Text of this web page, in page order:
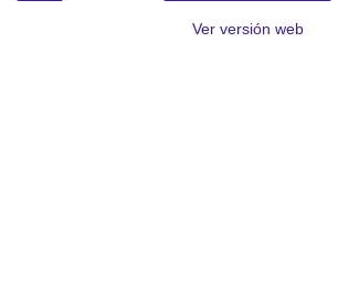
Ver versión web